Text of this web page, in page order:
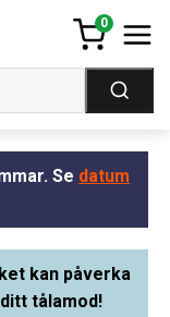
0
Se datum
kan påverka
tålamod!